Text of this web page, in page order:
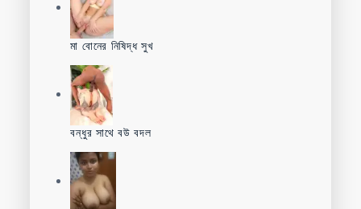
মা বোনের নিষিদ্ধ সুখ
বন্ধুর সাথে বউ বদল